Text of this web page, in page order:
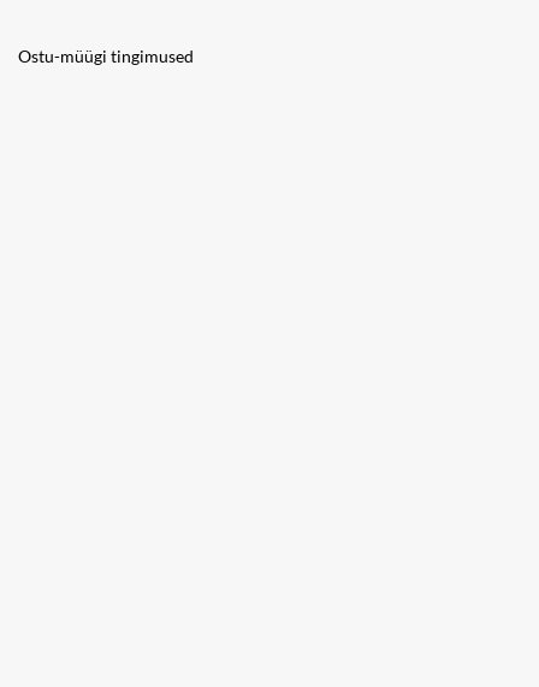
Ostu-müügi tingimused